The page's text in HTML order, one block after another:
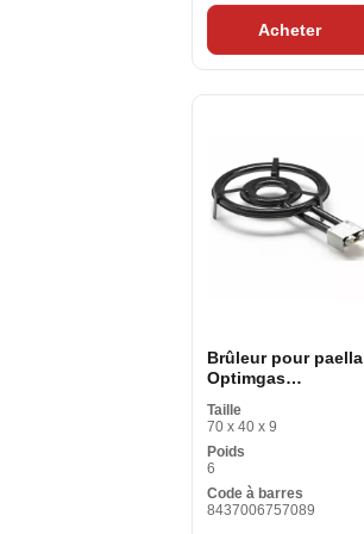
Acheter
Brûleur pour paella
Optimgas
cm)
Taille
70 x 40 x 9
Poids
6
Code à barres
8437006757089